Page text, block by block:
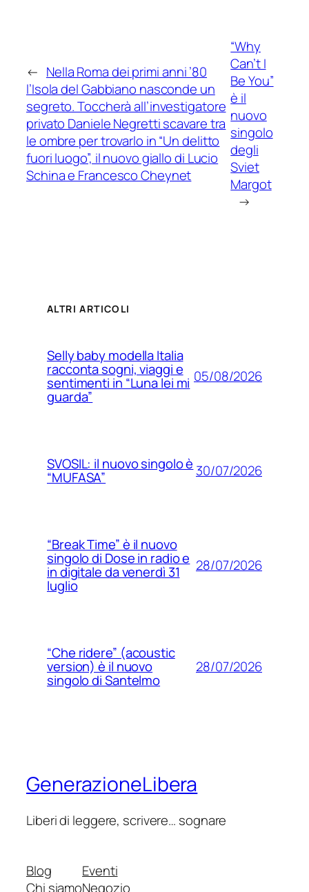
← Nella Roma dei primi anni ’80
l’Isola del Gabbiano nasconde un
segreto. Toccherà all’investigatore
privato Daniele Negretti scavare tra
le ombre per trovarlo in “Un delitto
fuori luogo”, il nuovo giallo di Lucio
Schina e Francesco Cheynet
“Why
Can’t I
Be You”
è il
nuovo
singolo
degli
Sviet
Margot
→
ALTRI ARTICOLI
Selly baby modella Italia
racconta sogni, viaggi e
sentimenti in “Luna lei mi
guarda”
05/08/2026
SVOSIL: il nuovo singolo è
“MUFASA” 30/07/2026
“Break Time” è il nuovo
singolo di Dose in radio e
in digitale da venerdì 31
luglio
28/07/2026
“Che ridere” (acoustic
version) è il nuovo
singolo di Santelmo
28/07/2026
GenerazioneLibera
Liberi di leggere, scrivere… sognare
Blog
Chi siamo
Eventi
Negozio